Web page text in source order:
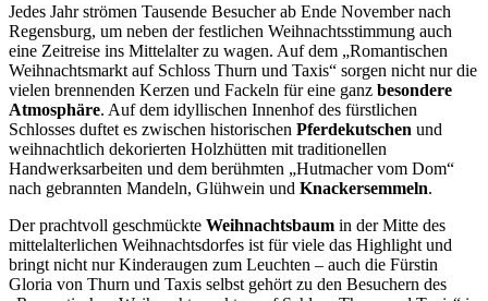
Jedes Jahr strömen Tausende Besucher ab Ende November nach
Regensburg, um neben der festlichen Weihnachtsstimmung auch
eine Zeitreise ins Mittelalter zu wagen. Auf dem „Romantischen
Weihnachtsmarkt auf Schloss Thurn und Taxis“ sorgen nicht nur die
vielen brennenden Kerzen und Fackeln für eine ganz besondere
Atmosphäre. Auf dem idyllischen Innenhof des fürstlichen
Schlosses duftet es zwischen historischen Pferdekutschen und
weihnachtlich dekorierten Holzhütten mit traditionellen
Handwerksarbeiten und dem berühmten „Hutmacher vom Dom“
nach gebrannten Mandeln, Glühwein und Knackersemmeln.
Der prachtvoll geschmückte Weihnachtsbaum in der Mitte des
mittelalterlichen Weihnachtsdorfes ist für viele das Highlight und
bringt nicht nur Kinderaugen zum Leuchten – auch die Fürstin
Gloria von Thurn und Taxis selbst gehört zu den Besuchern des